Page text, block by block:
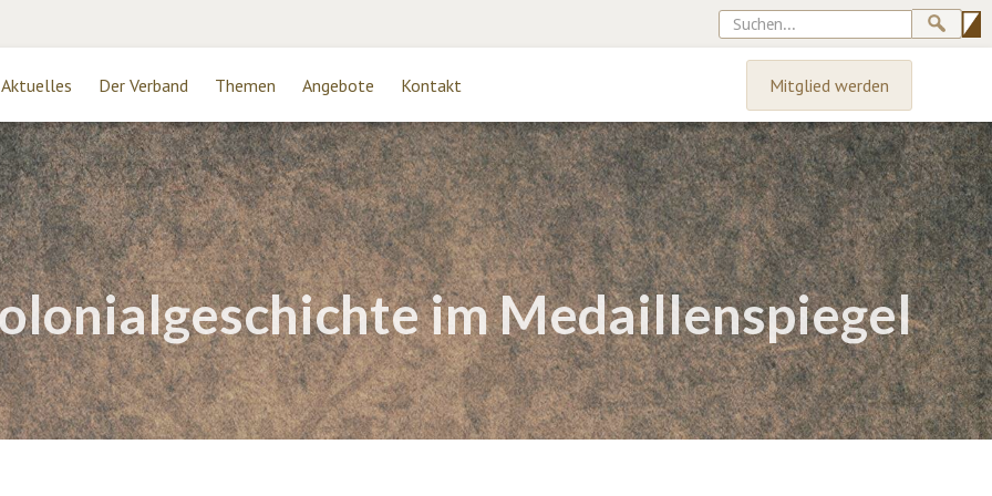
Aktuelles Der Verband Themen Angebote Kontakt Mitglied werden
im Medaillenspiegel